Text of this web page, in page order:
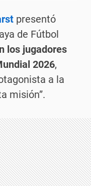
presentó
de Fútbol
los jugadores
2026,
a la
misión”.